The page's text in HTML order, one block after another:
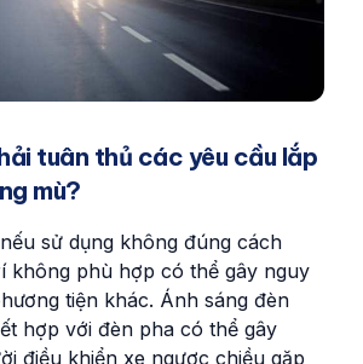
tuân thủ các yêu cầu lắp
mù?
sử dụng không đúng cách
không phù hợp có thể gây nguy
tiện khác. Ánh sáng đèn
hợp với đèn pha có thể gây
điều khiển xe ngược chiều gặp